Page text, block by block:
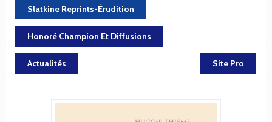
Slatkine Reprints-Érudition
Honoré Champion Et Diffusions
Actualités Site Pro